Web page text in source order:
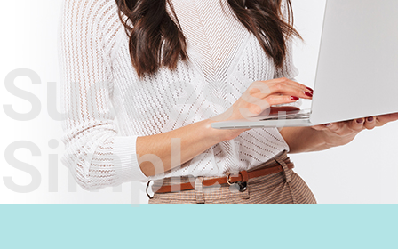
Success,
Simple!